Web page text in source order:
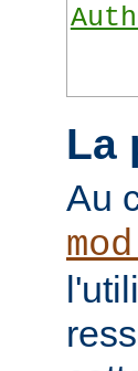
La
Au